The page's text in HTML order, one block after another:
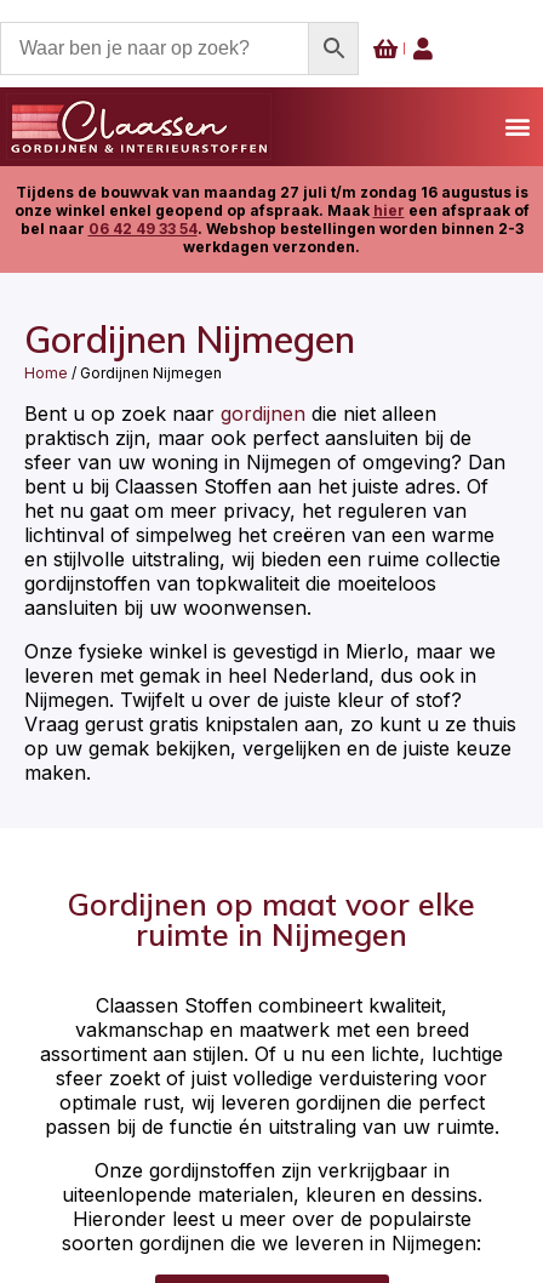
Tijdens de bouwvak van maandag 27 juli t/m zondag 16 augustus is
onze winkel enkel geopend op afspraak. Maak hier een afspraak of
bel naar 06 42 49 33 54. Webshop bestellingen worden binnen 2-3
werkdagen verzonden.
Gordijnen Nijmegen
Home / Gordijnen Nijmegen
Bent u op zoek naar gordijnen die niet alleen
praktisch zijn, maar ook perfect aansluiten bij de
sfeer van uw woning in Nijmegen of omgeving? Dan
bent u bij Claassen Stoffen aan het juiste adres. Of
het nu gaat om meer privacy, het reguleren van
lichtinval of simpelweg het creëren van een warme
en stijlvolle uitstraling, wij bieden een ruime collectie
gordijnstoffen van topkwaliteit die moeiteloos
aansluiten bij uw woonwensen.
Onze fysieke winkel is gevestigd in Mierlo, maar we
leveren met gemak in heel Nederland, dus ook in
Nijmegen. Twijfelt u over de juiste kleur of stof?
Vraag gerust gratis knipstalen aan, zo kunt u ze thuis
op uw gemak bekijken, vergelijken en de juiste keuze
maken.
Gordijnen op maat voor elke
ruimte in Nijmegen
Claassen Stoffen combineert kwaliteit,
vakmanschap en maatwerk met een breed
assortiment aan stijlen. Of u nu een lichte, luchtige
sfeer zoekt of juist volledige verduistering voor
optimale rust, wij leveren gordijnen die perfect
passen bij de functie én uitstraling van uw ruimte.
Onze gordijnstoffen zijn verkrijgbaar in
uiteenlopende materialen, kleuren en dessins.
Hieronder leest u meer over de populairste
soorten gordijnen die we leveren in Nijmegen: